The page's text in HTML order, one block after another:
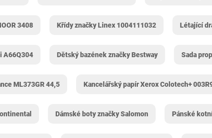
3408 Křídy značky Linex 1004111032 Létající
A66Q304 Dětský bazének značky Bestway Sada
ML373GR 44,5 Kancelářský papír Xerox Colotech+
Dámské boty značky Salomon Pánské